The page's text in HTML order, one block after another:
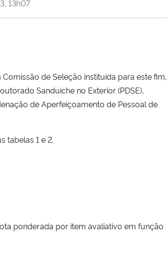
13h07
de Seleção instituída para este fim,
Sanduíche no Exterior (PDSE),
de Aperfeiçoamento de Pessoal de
tabelas 1 e 2.
ponderada por item avaliativo em função